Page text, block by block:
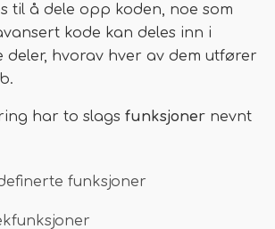
til å dele opp koden, noe som
kode kan deles inn i
deler, hvorav hver av dem utfører
har to slags funksjoner nevnt
funksjoner